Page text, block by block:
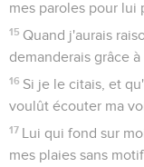
mes paroles pour lui
15 Quand j'aurais
demanderais grâce
16 Si je le citais, et
voulût écouter ma
17 Lui qui fond sur
mes plaies sans motif.